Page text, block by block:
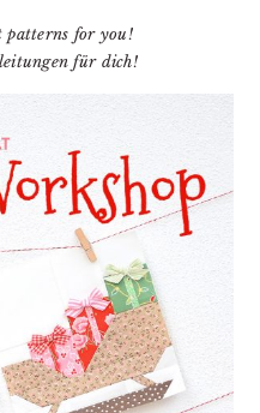
patterns for you!
für dich!